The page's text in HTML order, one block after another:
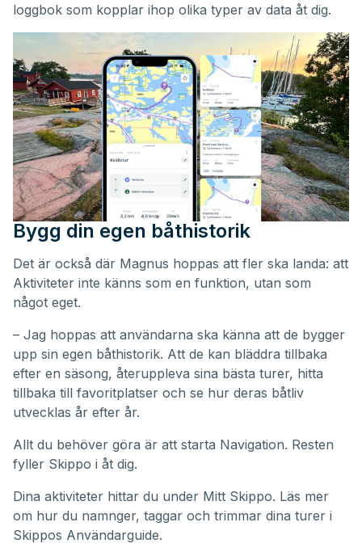
loggbok som kopplar ihop olika typer av data åt dig.
Bygg din egen båthistorik
Det är också där Magnus hoppas att fler ska landa: att
Aktiviteter inte känns som en funktion, utan som
något eget.
– Jag hoppas att användarna ska känna att de bygger
upp sin egen båthistorik. Att de kan bläddra tillbaka
efter en säsong, återuppleva sina bästa turer, hitta
tillbaka till favoritplatser och se hur deras båtliv
utvecklas år efter år.
Allt du behöver göra är att starta Navigation. Resten
fyller Skippo i åt dig.
Dina aktiviteter hittar du under Mitt Skippo. Läs mer
om hur du namnger, taggar och trimmar dina turer i
Skippos Användarguide.